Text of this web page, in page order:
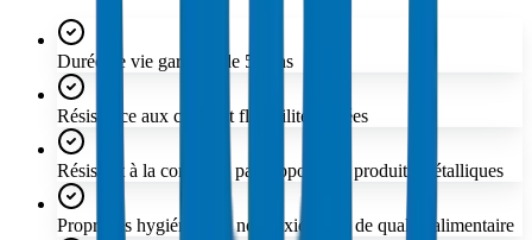
Durée de vie garantie de 50 ans
Résistance aux chocs et flexibilité élevées
Résistant à la corrosion par rapport aux produits métalliques
Propriétés hygiéniques, non toxiques et de qualité alimentaire